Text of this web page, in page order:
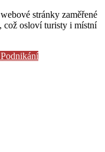
stránky zaměřené
což osloví turisty i místní